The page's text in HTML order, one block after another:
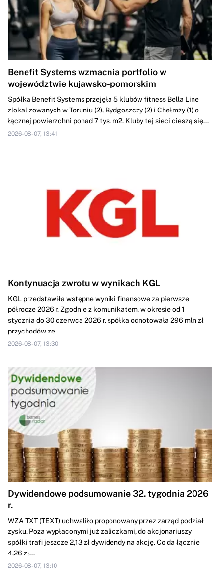
Benefit Systems wzmacnia portfolio w
województwie kujawsko-pomorskim
Spółka Benefit Systems przejęła 5 klubów fitness Bella Line
zlokalizowanych w Toruniu (2), Bydgoszczy (2) i Chełmży (1) o
łącznej powierzchni ponad 7 tys. m2. Kluby tej sieci cieszą się...
2026-08-07, 13:41
Kontynuacja zwrotu w wynikach KGL
KGL przedstawiła wstępne wyniki finansowe za pierwsze
półrocze 2026 r. Zgodnie z komunikatem, w okresie od 1
stycznia do 30 czerwca 2026 r. spółka odnotowała 296 mln zł
przychodów ze...
2026-08-07, 13:30
Dywidendowe podsumowanie 32. tygodnia 2026
r.
WZA TXT (TEXT) uchwaliło proponowany przez zarząd podział
zysku. Poza wypłaconymi już zaliczkami, do akcjonariuszy
spółki trafi jeszcze 2,13 zł dywidendy na akcję. Co da łącznie
4,26 zł...
2026-08-07, 13:10